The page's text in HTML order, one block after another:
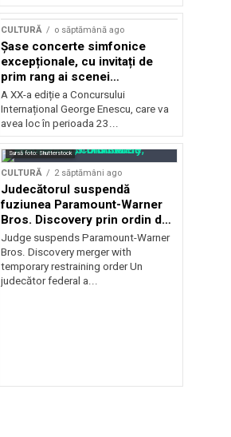
CULTURĂ o săptămână ago
Șase concerte simfonice
excepționale, cu invitați de
prim rang ai scenei
internaționale și ansambluri
orchestrale românești de
prestigiu, în programul
Concursului Enescu 2026
A XX-a ediție a Concursului
Internațional George Enescu, care va
avea loc în perioada 23...
Sursă foto: Shutterstock
CULTURĂ 2 săptămâni ago
Judecătorul suspendă
fuziunea Paramount-Warner
Bros. Discovery prin ordin de
restricție temporară
Judge suspends Paramount-Warner
Bros. Discovery merger with
temporary restraining order Un
judecător federal a...